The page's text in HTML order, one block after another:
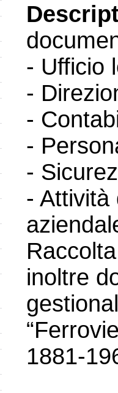
- Ufficio
-
-
-
-
- Attività
inoltre
1881-